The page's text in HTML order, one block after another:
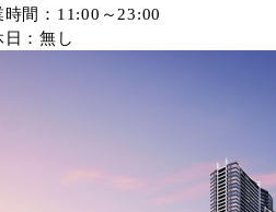
時間：11:00～23:00
日：無し